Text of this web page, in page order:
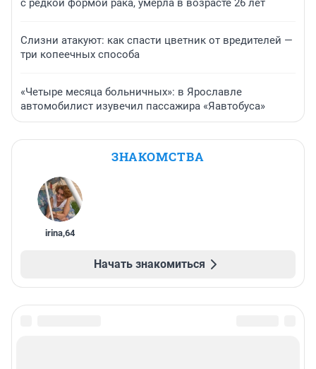
Слизни атакуют: как спасти цветник от вредителей —
три копеечных способа
«Четыре месяца больничных»: в Ярославле
автомобилист изувечил пассажира «Яавтобуса»
ЗНАКОМСТВА
irina,64
Начать знакомиться